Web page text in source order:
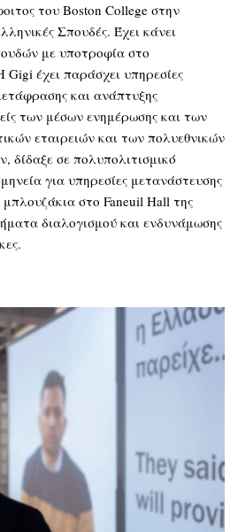
του Boston College στην
Σπουδές. Έχει κάνει
με υποτροφία στο
έχει παράσχει υπηρεσίες
και ανάπτυξης
των μέσων ενημέρωσης και των
εταιρειών και των πολυεθνικών
δίδαξε σε πολυπολιτισμικό
για υπηρεσίες μετανάστευσης
στο Faneuil Hall της
διαλογισμού και ενδυνάμωσης